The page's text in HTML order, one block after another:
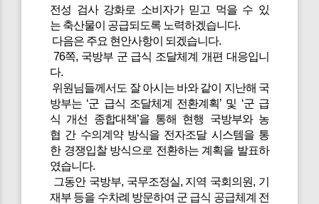
전성 검사 강화로 소비자가 믿고 먹을 수 있
는 축산물이 공급되도록 노력하겠습니다.
다음은 주요 현안사항이 되겠습니다.
76쪽, 국방부 군 급식 조달체계 개편 대응입니
다.
위원님들께서도 잘 아시는 바와 같이 지난해 국
방부는 ‘군 급식 조달체계 전환계획’ 및 ‘군 급
식 개선 종합대책’을 통해 현행 국방부와 농
협 간 수의계약 방식을 전자조달 시스템을 통
한 경쟁입찰 방식으로 전환하는 계획을 발표하
였습니다.
그동안 국방부, 국무조정실, 지역 국회의원, 기
재부 등을 수차례 방문하여 군 급식 공급체계 전